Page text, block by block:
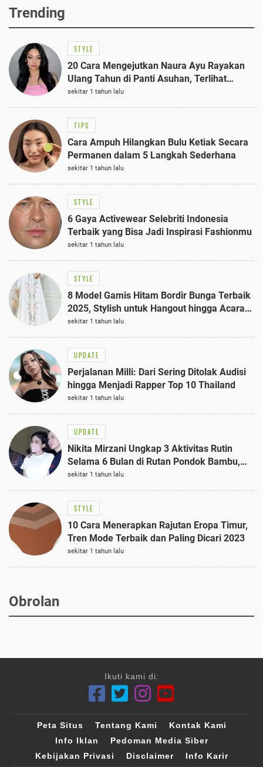
Trending
STYLE
20 Cara Mengejutkan Naura Ayu Rayakan
Ulang Tahun di Panti Asuhan, Terlihat
Anggun dengan Kaftan Cokelat
sekitar 1 tahun lalu
TIPS
Cara Ampuh Hilangkan Bulu Ketiak Secara
Permanen dalam 5 Langkah Sederhana
sekitar 1 tahun lalu
STYLE
6 Gaya Activewear Selebriti Indonesia
Terbaik yang Bisa Jadi Inspirasi Fashionmu
sekitar 1 tahun lalu
STYLE
8 Model Gamis Hitam Bordir Bunga Terbaik
2025, Stylish untuk Hangout hingga Acara
Semi-Formal
sekitar 1 tahun lalu
UPDATE
Perjalanan Milli: Dari Sering Ditolak Audisi
hingga Menjadi Rapper Top 10 Thailand
sekitar 1 tahun lalu
UPDATE
Nikita Mirzani Ungkap 3 Aktivitas Rutin
Selama 6 Bulan di Rutan Pondok Bambu,
Terungkap!
sekitar 1 tahun lalu
STYLE
10 Cara Menerapkan Rajutan Eropa Timur,
Tren Mode Terbaik dan Paling Dicari 2023
sekitar 1 tahun lalu
Obrolan
Ikuti kami di:
Peta Situs Tentang Kami
Kontak Kami
Info Iklan
Pedoman Media Siber
Kebijakan Privasi
Disclaimer Info Karir